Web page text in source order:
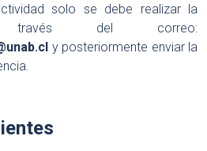
solo se debe realizar la
través del correo:
y posteriormente enviar la